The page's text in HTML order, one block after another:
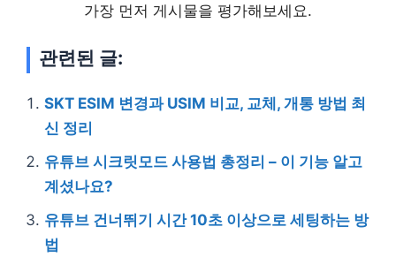
가장 먼저 게시물을 평가해보세요.
관련된 글:
SKT ESIM 변경과 USIM 비교, 교체, 개통 방법 최
신 정리
유튜브 시크릿모드 사용법 총정리 – 이 기능 알고
계셨나요?
유튜브 건너뛰기 시간 10초 이상으로 세팅하는 방
법